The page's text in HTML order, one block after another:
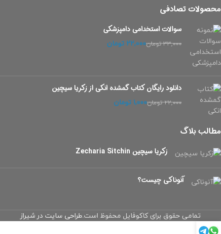
محصولات تصادفی
سوالات استخدامی دامپزشکی
۳۳,۰۰۰تومان۲۲,۰۰۰ تومان
دانلود رایگان کتاب گمشده انکی از زکریا سیچین
۲۲,۰۰۰تومان۱,۰۰۰ تومان
مطالب بلاگ
زکریا سیچین Zecharia Sitchin
آنوناکی چیست؟
تمامی حقوق برای کاکوفایل محفوظ است.طراحی سایت در شیراز